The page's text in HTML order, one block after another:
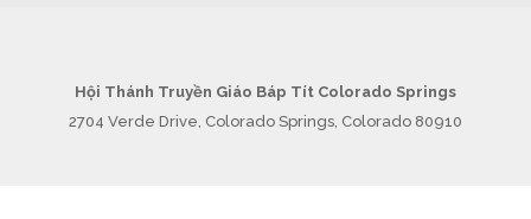
Hội Thánh Truyền Giáo Báp Tít Colorado Springs
2704 Verde Drive, Colorado Springs, Colorado 80910